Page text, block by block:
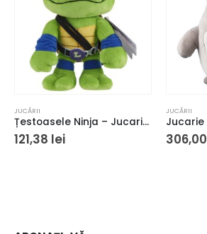
JUCĂRII
Țestoasele Ninja – Jucarie Leonardo de pluș
121,38 lei
JUCĂRII
306,00